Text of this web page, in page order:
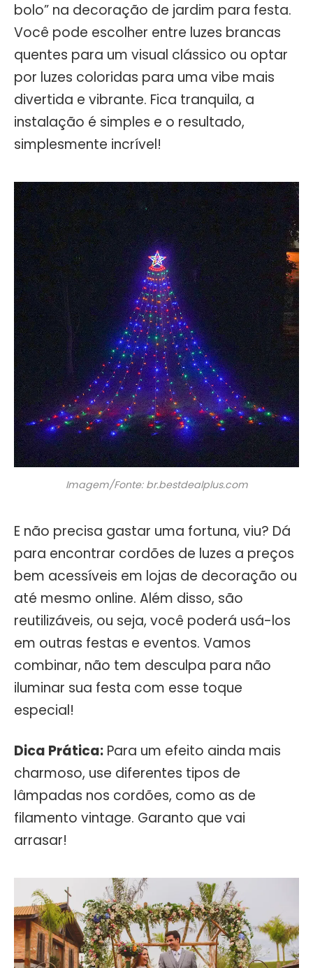
bolo” na decoração de jardim para festa.
Você pode escolher entre luzes brancas
quentes para um visual clássico ou optar
por luzes coloridas para uma vibe mais
divertida e vibrante. Fica tranquila, a
instalação é simples e o resultado,
simplesmente incrível!
Imagem/Fonte: br.bestdealplus.com
E não precisa gastar uma fortuna, viu? Dá
para encontrar cordões de luzes a preços
bem acessíveis em lojas de decoração ou
até mesmo online. Além disso, são
reutilizáveis, ou seja, você poderá usá-los
em outras festas e eventos. Vamos
combinar, não tem desculpa para não
iluminar sua festa com esse toque
especial!
Dica Prática: Para um efeito ainda mais
charmoso, use diferentes tipos de
lâmpadas nos cordões, como as de
filamento vintage. Garanto que vai
arrasar!